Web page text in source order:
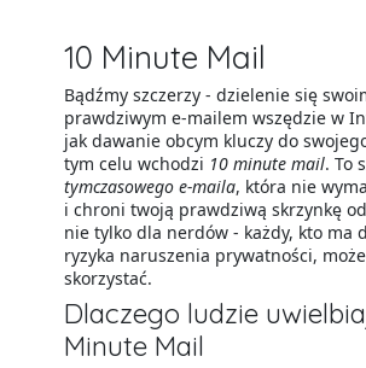
10 Minute Mail
Bądźmy szczerzy - dzielenie się
prawdziwym e-mailem wszędzie w
jak dawanie obcym kluczy do
tym celu wchodzi 10 minute mail. To
tymczasowego e-maila, która nie
i chroni twoją prawdziwą skrzynkę
nie tylko dla nerdów - każdy, kto ma
ryzyka naruszenia prywatności,
skorzystać.
Dlaczego ludzie
Minute Mail